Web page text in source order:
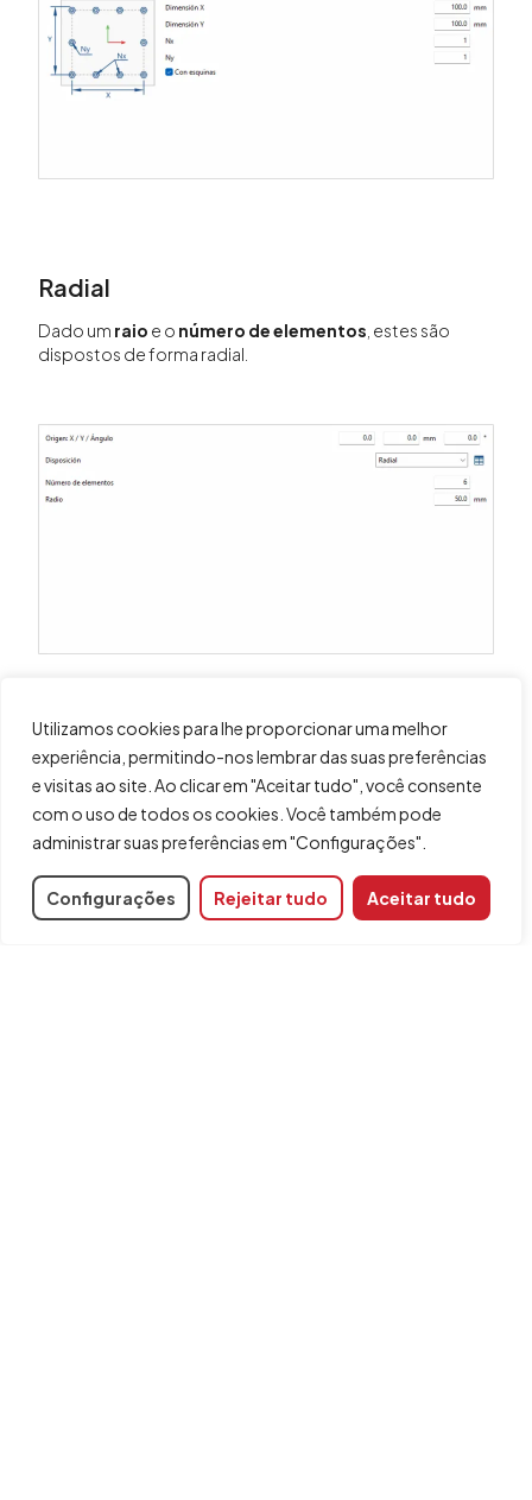
Utilizamos cookies para lhe proporcionar uma melhor
experiência, permitindo-nos lembrar das suas preferências
e visitas ao site. Ao clicar em "Aceitar tudo", você consente
com o uso de todos os cookies. Você também pode
administrar suas preferências em "Configurações".
Configurações Rejeitar tudo Aceitar tudo
Radial
Dado um raio e o número de elementos , estes são
dispostos de forma radial.
Junto a cada opção, exceto "por coordenadas", está
incluído um
ícone para converter a disposição numa
tabela de coordenadas , o que permite realizar
modificações facilmente, se desejado.